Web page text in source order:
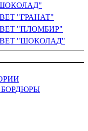
"ГРАНАТ"
"ПЛОМБИР"
"ШОКОЛАД"